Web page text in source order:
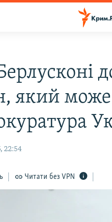
який може
22:54
Читати без VPN